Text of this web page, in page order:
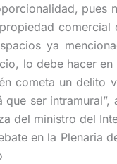
pues
ya
lo debe hacer
cometa un
ser
del ministro del
en la Plenaria